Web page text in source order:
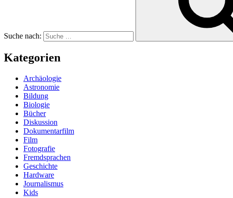
Suche nach:
Kategorien
Archäologie
Astronomie
Bildung
Biologie
Bücher
Diskussion
Dokumentarfilm
Film
Fotografie
Fremdsprachen
Geschichte
Hardware
Journalismus
Kids